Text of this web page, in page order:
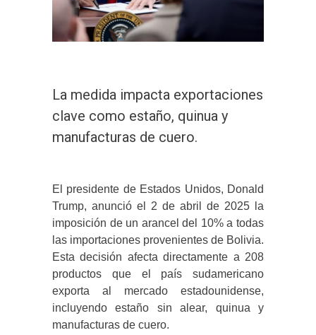
La medida impacta exportaciones
clave como estaño, quinua y
manufacturas de cuero.
El presidente de Estados Unidos, Donald
Trump, anunció el 2 de abril de 2025 la
imposición de un arancel del 10% a todas
las importaciones provenientes de Bolivia.
Esta decisión afecta directamente a 208
productos que el país sudamericano
exporta al mercado estadounidense,
incluyendo estaño sin alear, quinua y
manufacturas de cuero.